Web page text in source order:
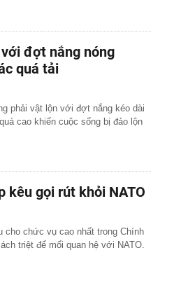
đợt nắng nóng
quá tải
phải vật lộn với đợt nắng kéo dài
cao khiến cuộc sống bị đảo lộn
kêu gọi rút khỏi NATO
cho chức vụ cao nhất trong Chính
triệt để mối quan hệ với NATO.